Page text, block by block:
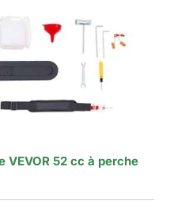
VEVOR 52 cc à perche